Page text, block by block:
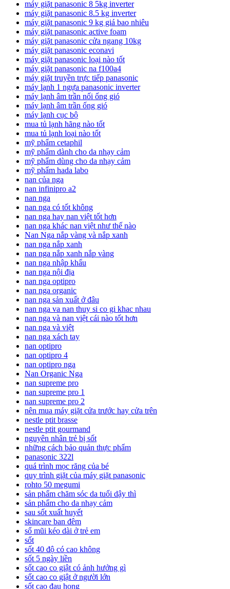
máy giặt panasonic 8 5kg inverter
máy giặt panasonic 8.5 kg inverter
máy giặt panasonic 9 kg giá bao nhiêu
máy giặt panasonic active foam
máy giặt panasonic cửa ngang 10kg
máy giặt panasonic econavi
máy giặt panasonic loại nào tốt
máy giặt panasonic na f100a4
máy giặt truyền trực tiếp panasonic
máy lạnh 1 ngựa panasonic inverter
máy lạnh âm trần nối ống gió
máy lạnh âm trần ống gió
máy lạnh cục bộ
mua tủ lạnh hãng nào tốt
mua tủ lạnh loại nào tốt
mỹ phẩm cetaphil
mỹ phẩm dành cho da nhạy cảm
mỹ phẩm dùng cho da nhạy cảm
mỹ phẩm hada labo
nan của nga
nan infinipro a2
nan nga
nan nga có tốt không
nan nga hay nan việt tốt hơn
nan nga khác nan việt như thế nào
Nan Nga nắp vàng và nắp xanh
nan nga nắp xanh
nan nga nắp xanh nắp vàng
nan nga nhập khẩu
nan nga nội địa
nan nga optipro
nan nga organic
nan nga sản xuất ở đâu
nan nga va nan thuy si co gi khac nhau
nan nga và nan việt cái nào tốt hơn
nan nga và việt
nan nga xách tay
nan optipro
nan optipro 4
nan optipro nga
Nan Organic Nga
nan supreme pro
nan supreme pro 1
nan supreme pro 2
nên mua máy giặt cửa trước hay cửa trên
nestle ptit brasse
nestle ptit gourmand
nguyên nhân trẻ bị sốt
những cách bảo quản thực phẩm
panasonic 322l
quá trình mọc răng của bé
quy trình giặt của máy giặt panasonic
rohto 50 megumi
sản phẩm chăm sóc da tuổi dậy thì
sản phẩm cho da nhạy cảm
sau sốt xuất huyết
skincare ban đêm
sổ mũi kéo dài ở trẻ em
sốt
sốt 40 độ có cao không
sốt 5 ngày liền
sốt cao co giật có ảnh hưởng gì
sốt cao co giật ở người lớn
sốt cao đau họng